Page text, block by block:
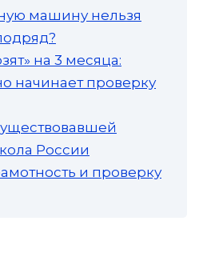
машину нельзя
на 3 месяца:
начинает проверку
России
и проверку